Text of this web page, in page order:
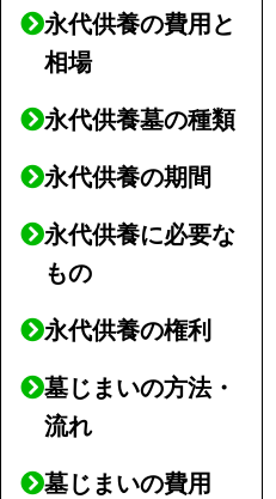
永代供養の費用と
相場
永代供養墓の種類
永代供養の期間
永代供養に必要な
もの
永代供養の権利
墓じまいの方法・
流れ
墓じまいの費用